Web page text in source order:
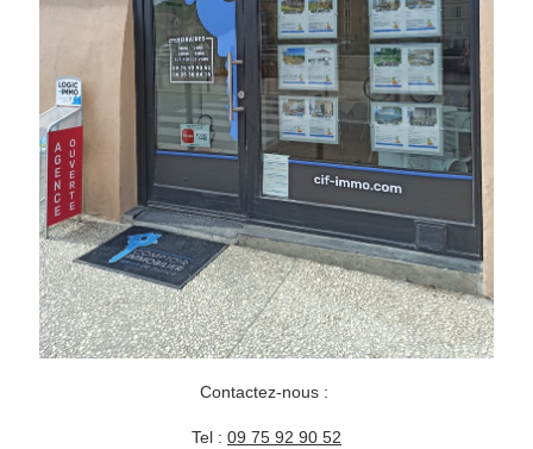
Contactez-nous :
Tel : 09 75 92 90 52